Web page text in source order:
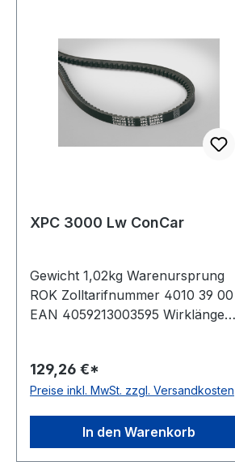
XPC 3000 Lw ConCar
Gewicht 1,02kg Warenursprung
ROK Zolltarifnummer 4010 39 00
EAN 4059213003595 Wirklänge
ConCar Ausführung flankenoffen,
formgezahnt antistatisch ja Norm
Zugstrang Polyester Breite 22mm
Höhe 18mm
129,26 €*
Preise inkl. MwSt. zzgl. Versandkosten
In den Warenkorb